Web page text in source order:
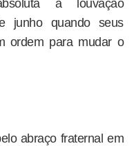
à louvação
junho quando seus
ordem para mudar o
abraço fraternal em